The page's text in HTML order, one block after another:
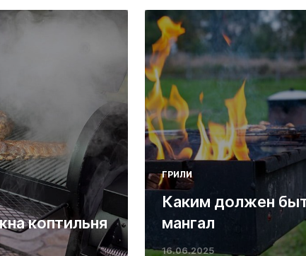
коптильня
ГРИЛИ
Каким должен
мангал
16.06.2025